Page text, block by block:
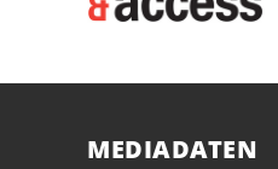
MEDIADATEN